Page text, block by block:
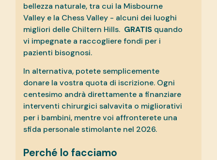
bellezza naturale, tra cui la Misbourne
Valley e la Chess Valley - alcuni dei luoghi
migliori delle Chiltern Hills. GRATIS quando
vi impegnate a raccogliere fondi per i
pazienti bisognosi.
In alternativa, potete semplicemente
donare la vostra quota di iscrizione. Ogni
centesimo andrà direttamente a finanziare
interventi chirurgici salvavita o migliorativi
per i bambini, mentre voi affronterete una
sfida personale stimolante nel 2026.
Perché lo facciamo